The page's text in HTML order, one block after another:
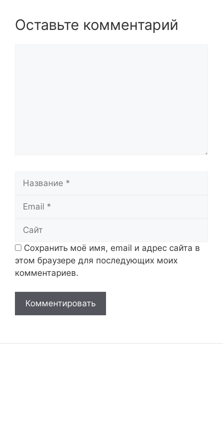
Оставьте комментарий
Сохранить моё имя, email и адрес сайта в
этом браузере для последующих моих
комментариев.